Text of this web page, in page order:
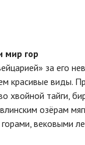
мир гор
за его
красивые виды.
хвойной тайги,
озёрам
вековыми